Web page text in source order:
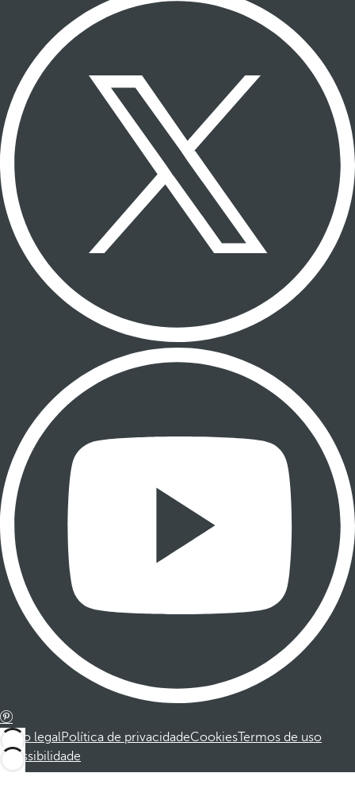
Aviso legalPolítica de privacidadeCookiesTermos de uso
Acessibilidade